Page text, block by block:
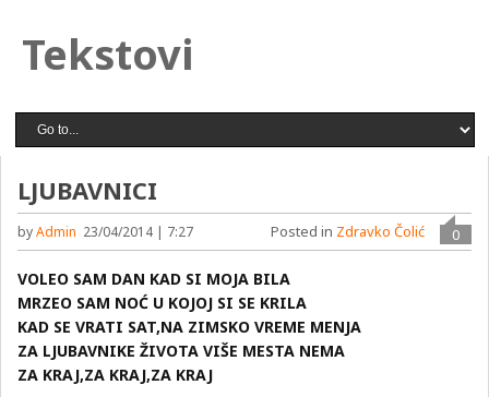
Tekstovi
LJUBAVNICI
byAdmin 23/04/2014 | 7:27 0
Posted in Zdravko Čolić
VOLEO SAM DAN KAD SI MOJA BILA
MRZEO SAM NOĆ U KOJOJ SI SE KRILA
KAD SE VRATI SAT,NA ZIMSKO VREME MENJA
ZA LJUBAVNIKE ŽIVOTA VIŠE MESTA NEMA
ZA KRAJ,ZA KRAJ,ZA KRAJ